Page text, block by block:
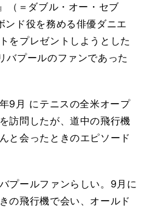
（＝ダブル・オー・セブ
ンド役を務める俳優ダニエ
をプレゼントしようとした
バプールのファンであった
9月 にテニスの全米オープ
訪問したが、道中の飛行機
と会ったときのエピソード
プールファンらしい。9月に
の飛行機で会い、オールド